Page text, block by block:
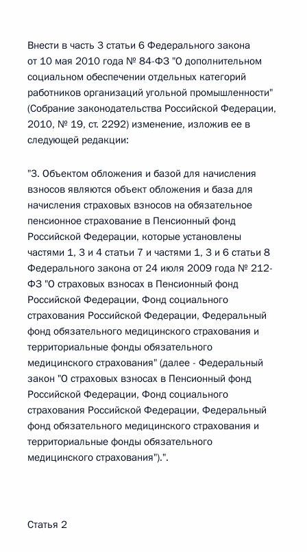
Внести в часть 3 статьи 6 Федерального закона
от 10 мая 2010 года № 84-ФЗ "О дополнительном
социальном обеспечении отдельных категорий
работников организаций угольной промышленности"
(Собрание законодательства Российской Федерации,
2010, № 19, ст. 2292) изменение, изложив ее в
следующей редакции:
"3. Объектом обложения и базой для начисления
взносов являются объект обложения и база для
начисления страховых взносов на обязательное
пенсионное страхование в Пенсионный фонд
Российской Федерации, которые установлены
частями 1, 3 и 4 статьи 7 и частями 1, 3 и 6 статьи 8
Федерального закона от 24 июля 2009 года № 212-
ФЗ "О страховых взносах в Пенсионный фонд
Российской Федерации, Фонд социального
страхования Российской Федерации, Федеральный
фонд обязательного медицинского страхования и
территориальные фонды обязательного
медицинского страхования" (далее - Федеральный
закон "О страховых взносах в Пенсионный фонд
Российской Федерации, Фонд социального
страхования Российской Федерации, Федеральный
фонд обязательного медицинского страхования и
территориальные фонды обязательного
медицинского страхования").".
Статья 2